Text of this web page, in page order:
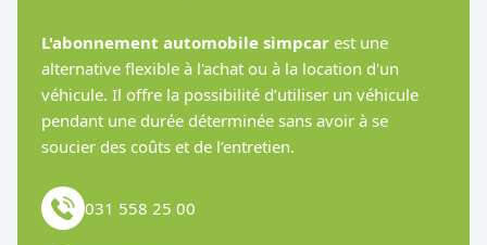
toujours prêt à rouler.
- Forfait kilométrique : en fonction du tarif que vous avez
choisi, un certain nombre de kilomètres par mois sont déjà
inclus dans l'abonnement.
- Assistance en cas de panne : En cas de panne, une
assistance routière est à votre disposition 24h/24 et 7j/7.
L'abonnement automobile simpcar est une
alternative flexible à l'achat ou à la location d'un
véhicule. Il offre la possibilité d’utiliser un véhicule
pendant une durée déterminée sans avoir à se
soucier des coûts et de l’entretien.
031 558 25 00